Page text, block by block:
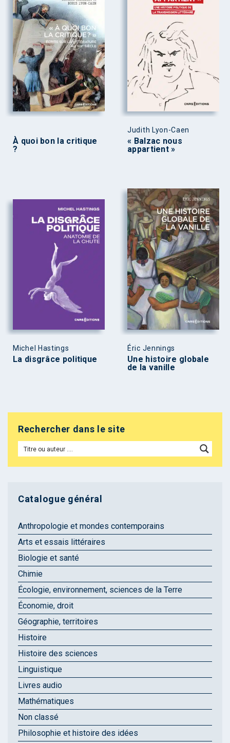
À quoi bon la critique
?
Judith Lyon-Caen
« Balzac nous
appartient »
Michel Hastings
La disgrâce politique
Éric Jennings
Une histoire globale
de la vanille
Rechercher dans le site
Catalogue général
Anthropologie et mondes contemporains
Arts et essais littéraires
Biologie et santé
Chimie
Écologie, environnement, sciences de la Terre
Économie, droit
Géographie, territoires
Histoire
Histoire des sciences
Linguistique
Livres audio
Mathématiques
Non classé
Philosophie et histoire des idées